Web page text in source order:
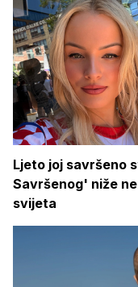
Ljeto joj savršeno
Savršenog' niže
svijeta